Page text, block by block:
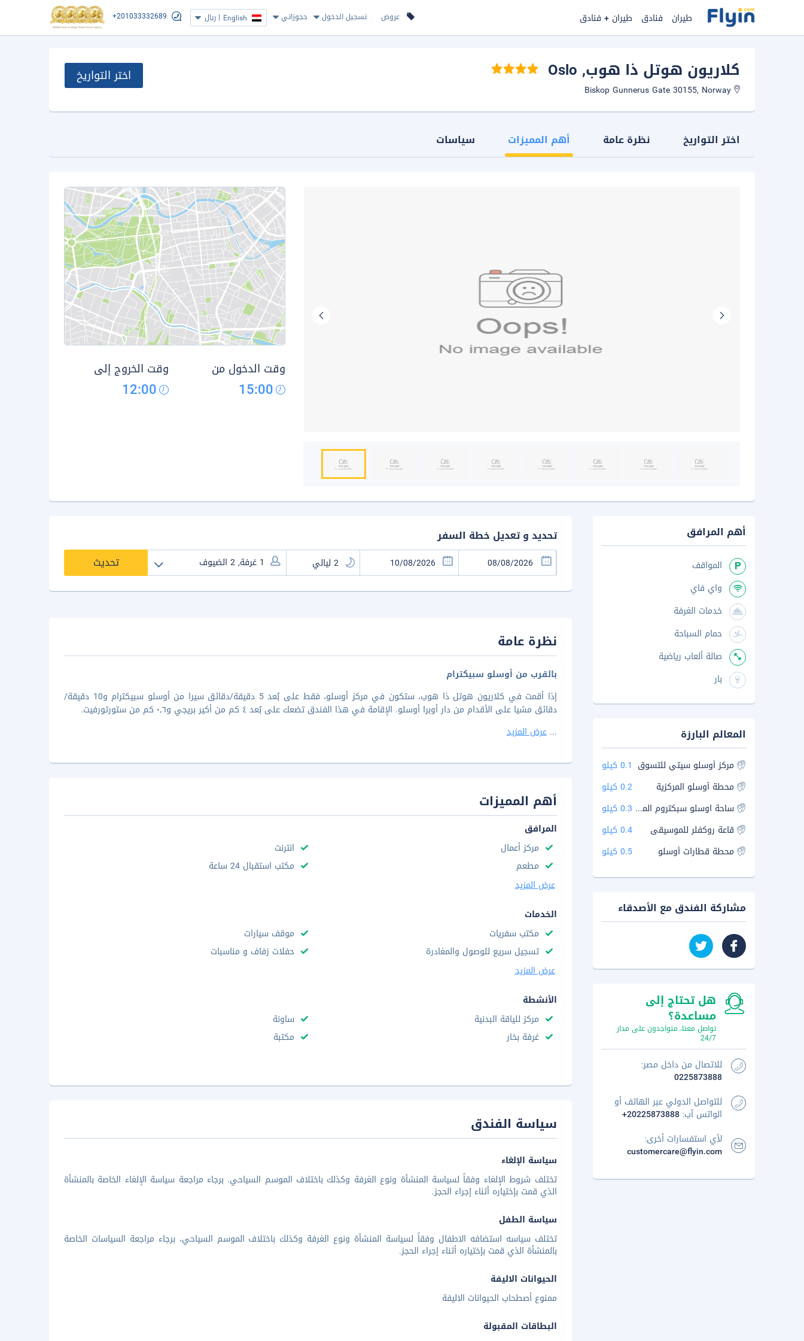
عروض تسجيل الدخول حجوزاتي English
| ريال +201033332689 طيران فنادق طيران + فنادق
كلاريون هوتل ذا هوب, Oslo اختر التواريخ
اختر التواريخ نظرة عامة أهم المميزات سياسات
وقت الدخول من
15:00
وقت الخروج إلى
12:00
تحديد و تعديل خطة السفر
تحديث
نظرة عامة
بالقرب من أوسلو سبيكترام
إذا أقمت في كلاريون هوتل ذا هوب، ستكون في مركز أوسلو، فقط على بُعد 5 دقيقة/دقائق سيرا من أوسلو سبيكترام و10 دقيقة/
دقائق مشيا على الأقدام من دار أوبرا أوسلو. الإقامة في هذا الفندق تضعك على بُعد ٤ كم من أكير بريجي و٠٫٦ كم من ستورتورفيت.
...عرض المزيد
أهم المميزات
المرافق
مركز أعمال
انترنت
مطعم
مكتب استقبال 24 ساعة
عرض المزيد
الخدمات
مكتب سفريات
موقف سيارات
تسجيل سريع للوصول والمغادرة
حفلات زفاف و مناسبات
عرض المزيد
الأنشطة
مركز للياقة البدنية
ساونة
غرفة بخار
مكتبة
سياسة الفندق
سياسة الإلغاء
تختلف شروط الإلغاء وفقاً لسياسة المنشأة ونوع الغرفة وكذلك باختلاف الموسم السياحي. برجاء مراجعة سياسة الإلغاء الخاصة بالمنشأة
الذي قمت بإختياره أثناء إجراء الحجز.
سياسة الطفل
تختلف سياسه استضافه الاطفال وفقاً لسياسة المنشأة ونوع الغرفة وكذلك باختلاف الموسم السياحي، برجاء مراجعة السياسات الخاصة
بالمنشأة الذي قمت بإختياره أثناء إجراء الحجز.
الحيوانات الاليفة
ممنوع أصطحاب الحيوانات الاليفة
البطاقات المقبولة
أهم المرافق
المواقف
واي فاي
خدمات الغرفة
حمام السباحة
صالة ألعاب رياضية
بار
المعالم البارزة
مركز أوسلو سيتي للتسوق 0.1 كيلو
محطة أوسلو المركزية
0.2 كيلو
ساحة اوسلو سبكتروم الموسيقية 0.3 كيلو
قاعة روكفلر للموسيقى
0.4 كيلو
محطة قطارات أوسلو
0.5 كيلو
مشاركة الفندق مع الأصدقاء
هل تحتاج إلى
مساعدة؟
تواصل معنا، متواجدون على مدار
24/7
للاتصال من داخل مصر:
0225873888
للتواصل الدولي عبر الهاتف أو
الواتس آب: +20225873888
لأي استفسارات أخرى:
customercare@flyin.com